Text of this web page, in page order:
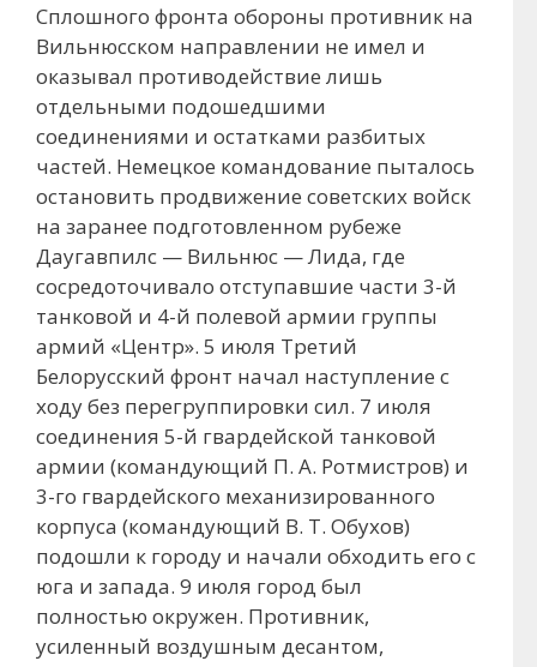
Сплошного фронта обороны противник на
Вильнюсском направлении не имел и
оказывал противодействие лишь
отдельными подошедшими
соединениями и остатками разбитых
частей. Немецкое командование пыталось
остановить продвижение советских войск
на заранее подготовленном рубеже
Даугавпилс — Вильнюс — Лида, где
сосредоточивало отступавшие части 3-й
танковой и 4-й полевой армии группы
армий «Центр». 5 июля Третий
Белорусский фронт начал наступление с
ходу без перегруппировки сил. 7 июля
соединения 5-й гвардейской танковой
армии (командующий П. А. Ротмистров) и
3-го гвардейского механизированного
корпуса (командующий В. Т. Обухов)
подошли к городу и начали обходить его с
юга и запада. 9 июля город был
полностью окружен. Противник,
усиленный воздушным десантом,